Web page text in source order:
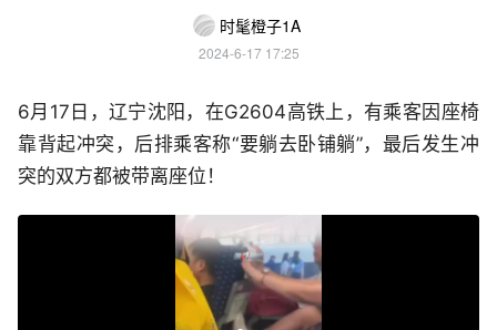
时髦橙子1A
2024-6-17 17:25
6月17日，辽宁沈阳，在G2604高铁上，有乘客因座椅
靠背起冲突，后排乘客称“要躺去卧铺躺”，最后发生冲
突的双方都被带离座位！